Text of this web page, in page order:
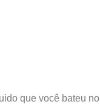
que você bateu no